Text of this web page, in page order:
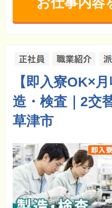
【即入寮OK×
造・検査｜2交
草津市